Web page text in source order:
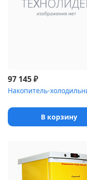
97 145₽
В корзину